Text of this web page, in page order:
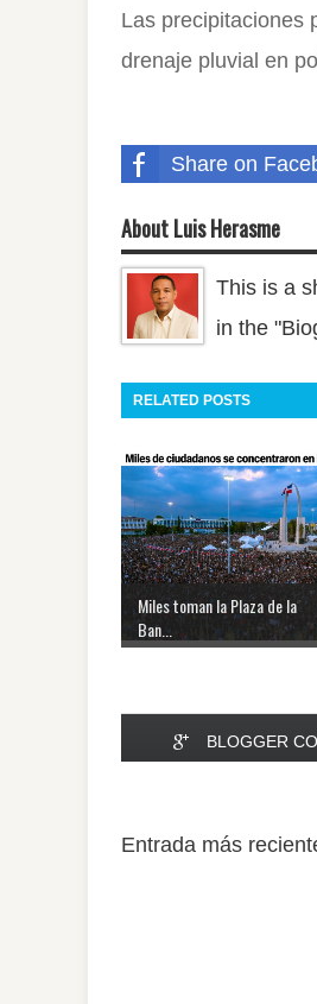
Las precipitaciones
drenaje pluvial en
Share on
About Luis Herasme
This is a
in the
RELATED POSTS
Miles toman la Plaza de la
Ban...
BLOGGER
Entrada más